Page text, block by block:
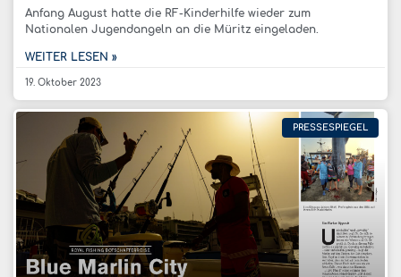
Anfang August hatte die RF-Kinderhilfe wieder zum
Nationalen Jugendangeln an die Müritz eingeladen.
WEITER LESEN »
19. Oktober 2023
PRESSESPIEGEL